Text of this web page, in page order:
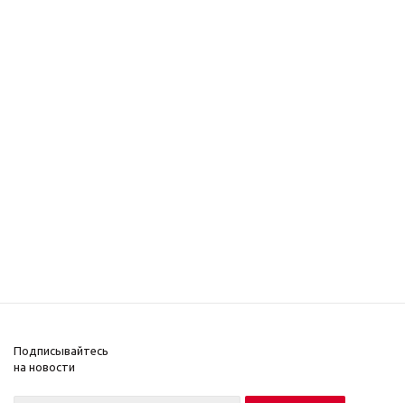
Подписывайтесь
на новости